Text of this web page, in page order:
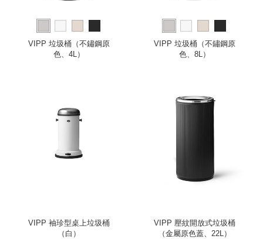
VIPP 垃圾桶（不鏽鋼原
色、4L）
VIPP 垃圾桶（不鏽鋼原
色、8L）
VIPP 袖珍型桌上垃圾桶
（白）
VIPP 壓紋開放式垃圾桶
（金屬原色蓋、22L）